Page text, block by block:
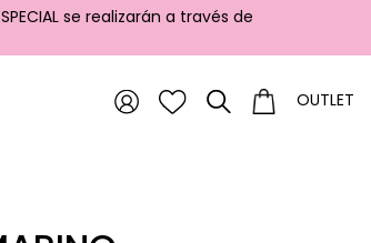
se realizarán a través de
OUTLET